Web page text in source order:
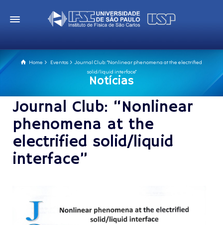
Home Eventos
Journal Club: "Nonlinear phenomena at the electrified
solid/liquid interface"
Notícias
Journal Club: “Nonlinear
phenomena at the
electrified solid/liquid
interface”